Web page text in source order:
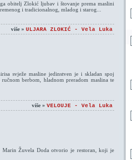
obitelj Zlokić ljubav i štovanje prema maslini
i tradicionalnog, mladog i starog...
više » ULJARA ZLOKIĆ - Vela Luka
svježe masline jedinstven je i skladan spoj
berbom, hladnom preradom maslina te
više » VELOUJE - Vela Luka
Marin Žuvela Doda otvorio je restoran, koji je